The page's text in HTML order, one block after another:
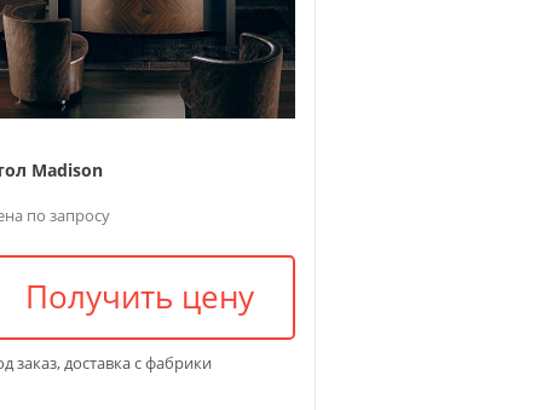
Madison
по запросу
Получить цену
заказ, доставка с фабрики